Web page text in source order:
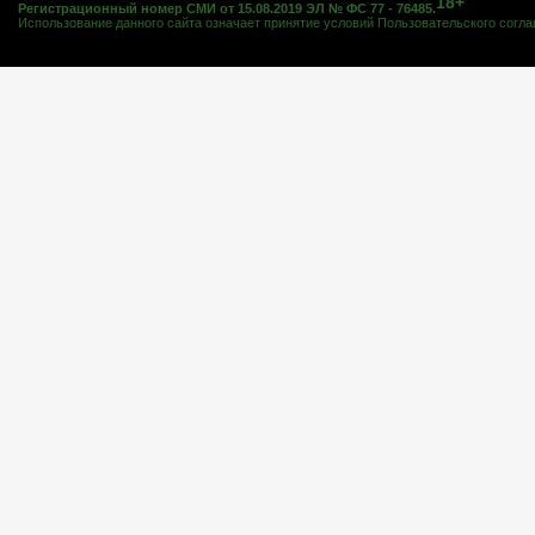
Регистрационный номер СМИ от 15.08.2019 ЭЛ № ФС 77 - 76485.
Использование данного сайта означает принятие условий Пользовательского